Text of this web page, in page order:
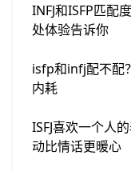
INFJ和ISFP匹配
处体验告诉你
isfp和infj配不配
内耗
ISFJ喜欢一个人
动比情话更暖心